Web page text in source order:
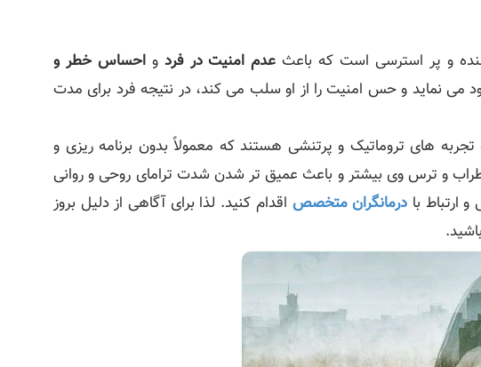
و پر استرسی است که باعث عدم امنیت در فرد واحساس خطر و
می نماید و حس امنیت را از او سلب می‌ کند، در نتیجه فرد برای مدت‌
های تروماتیک و پرتنشی هستند که معمولاً بدون برنامه‌ ریزی و
و ترس وی بیشتر و باعث عمیق‌ تر شدن شدت ترامای روحی و روانی
ارتباط با درمانگران متخصص اقدام کنید. لذا برای آگاهی از دلیل بروز